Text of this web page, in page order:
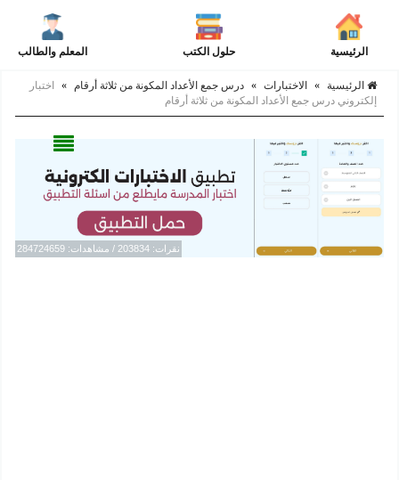
الرئيسية حلول الكتب المعلم والطالب
الرئيسية » الاختبارات » درس جمع الأعداد المكونة من ثلاثة أرقام »
اختبار
إلكتروني درس جمع الأعداد المكونة من ثلاثة أرقام
نقرات: 203834 / مشاهدات: 284724659